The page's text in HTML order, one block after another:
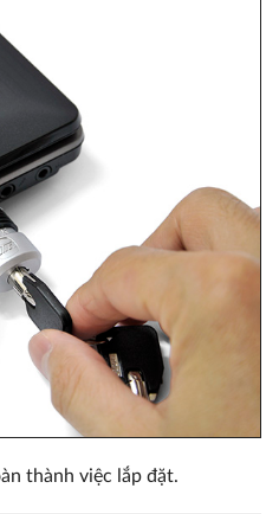
thành việc lắp đặt.